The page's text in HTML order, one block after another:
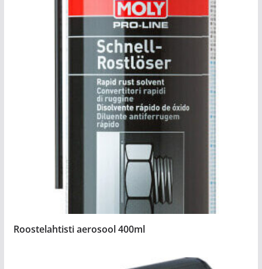
Roostelahtisti aerosool 400ml